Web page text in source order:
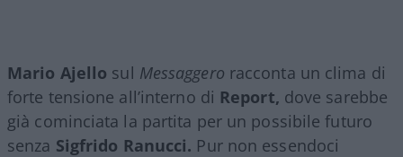
Mario Ajello sul Messaggero racconta un clima di
forte tensione all’interno di Report, dove sarebbe
già cominciata la partita per un possibile futuro
senza Sigfrido Ranucci. Pur non essendoci